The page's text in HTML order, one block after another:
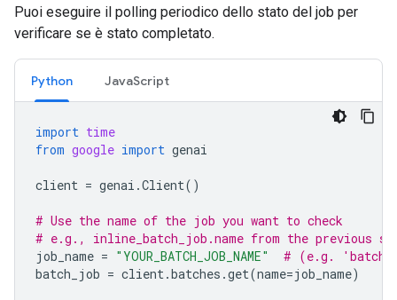
Puoi eseguire il polling periodico dello stato del job per
verificare se è stato completato.
Python JavaScript
import time
from google import genai
client = genai .Client()
# Use the name of the job you want to check
# e.g., inline_batch_job.name from the previous
job_name = "YOUR_BATCH_JOB_NAME"
# (e.g.
batch_job = client.batches .get(name=job_name)